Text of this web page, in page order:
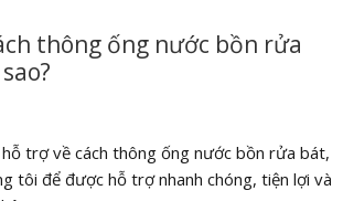
thông ống nước bồn rửa
hỗ trợ về cách thông ống nước bồn rửa bát,
tôi để được hỗ trợ nhanh chóng, tiện lợi và